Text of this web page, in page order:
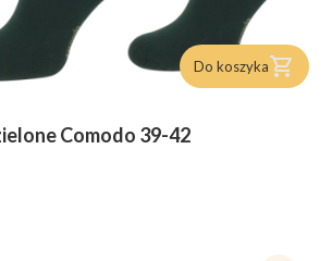
Do koszyka
Comodo 39-42